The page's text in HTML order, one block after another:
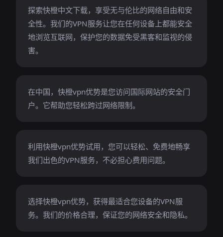
探索快橙中文下载，享受无与伦比的网络自由和安
全性。我们的VPN服务让您在任何设备上都能安全
地浏览互联网，保护您的数据免受黑客和监视的侵
害。
在中国，快橙vpn优势是您访问国际网站的安全门
户。它帮助您轻松跨过网络限制。
利用快橙vpn优势试用，您可以轻松、免费地畅享
我们出色的VPN服务，不必担心费用问题。
选择快橙vpn优势，获得最适合您设备的VPN服
务。我们的价格合理，保证您的网络安全和隐私。